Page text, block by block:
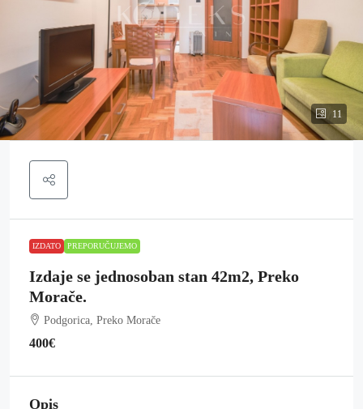
11
IZDATO PREPORUČUJEMO
Izdaje se jednosoban stan 42m2, Preko
Morače.
Podgorica, Preko Morače
400€
Opis